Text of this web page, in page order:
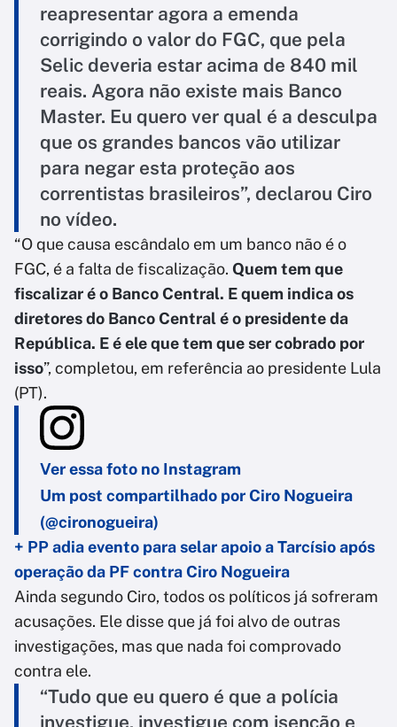
reapresentar agora a emenda
corrigindo o valor do FGC, que pela
Selic deveria estar acima de 840 mil
reais. Agora não existe mais Banco
Master. Eu quero ver qual é a desculpa
que os grandes bancos vão utilizar
para negar esta proteção aos
correntistas brasileiros”, declarou Ciro
no vídeo.
“O que causa escândalo em um banco não é o
FGC, é a falta de fiscalização. Quem tem que
fiscalizar é o Banco Central. E quem indica os
diretores do Banco Central é o presidente da
República. E é ele que tem que ser cobrado por
isso”, completou, em referência ao presidente Lula
(PT).
Ver essa foto no Instagram
Um post compartilhado por Ciro Nogueira
(@cironogueira)
+ PP adia evento para selar apoio a Tarcísio após
operação da PF contra Ciro Nogueira
Ainda segundo Ciro, todos os políticos já sofreram
acusações. Ele disse que já foi alvo de outras
investigações, mas que nada foi comprovado
contra ele.
“Tudo que eu quero é que a polícia
investigue, investigue com isenção e